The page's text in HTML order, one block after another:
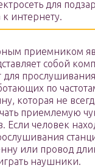
для
к интернету.
приемником
собой
для прослушивания
по
которая не
приемлемую
Если человек
или провод
наушники.